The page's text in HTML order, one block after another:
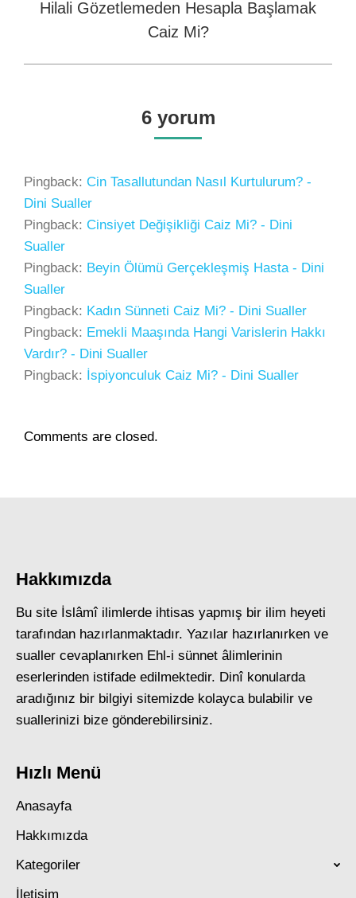
Next
post:
Hilali Gözetlemeden Hesapla Başlamak
Caiz Mi?
6 yorum
Pingback: Cin Tasallutundan Nasıl Kurtulurum? -
Dini Sualler
Pingback: Cinsiyet Değişikliği Caiz Mi? - Dini
Sualler
Pingback: Beyin Ölümü Gerçekleşmiş Hasta - Dini
Sualler
Pingback: Kadın Sünneti Caiz Mi? - Dini Sualler
Pingback: Emekli Maaşında Hangi Varislerin Hakkı
Vardır? - Dini Sualler
Pingback: İspiyonculuk Caiz Mi? - Dini Sualler
Comments are closed.
Hakkımızda
Bu site İslâmî ilimlerde ihtisas yapmış bir ilim heyeti
tarafından hazırlanmaktadır. Yazılar hazırlanırken ve
sualler cevaplanırken Ehl-i sünnet âlimlerinin
eserlerinden istifade edilmektedir. Dinî konularda
aradığınız bir bilgiyi sitemizde kolayca bulabilir ve
suallerinizi bize gönderebilirsiniz.
Hızlı Menü
Anasayfa
Hakkımızda
Kategoriler
İletişim